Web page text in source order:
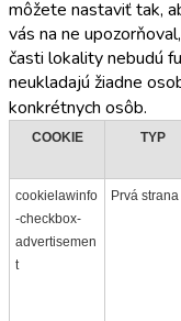
môžete nastaviť tak,
vás na ne
časti lokality nebudú
neukladajú žiadne
konkrétnych osôb.
COOKIE TYP
cookielawinfo
-checkbox-
advertisemen
t
Prvá strana